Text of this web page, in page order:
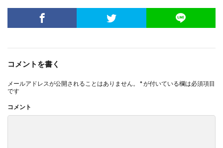
コメントを書く
メールアドレスが公開されることはありません。 *が付いている欄は必須項目
です
コメント